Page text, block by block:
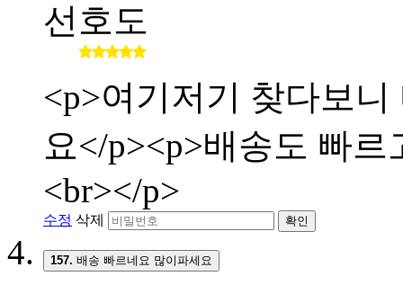
선호도
<p>여기저기 찾다보
요</p><p>배송도 빠
<br></p>
수정 삭제 확인
157. 배송 빠르네요 많이파세요